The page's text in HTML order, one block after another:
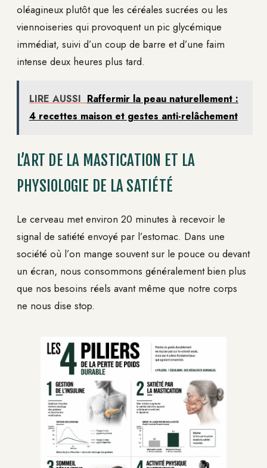
oléagineux plutôt que les céréales sucrées ou les
viennoiseries qui provoquent un pic glycémique
immédiat, suivi d’un coup de barre et d’une faim
intense deux heures plus tard.
LIRE AUSSI Raffermir la peau naturellement :
4 recettes maison et gestes anti-relâchement
L’ART DE LA MASTICATION ET LA
PHYSIOLOGIE DE LA SATIÉTÉ
Le cerveau met environ 20 minutes à recevoir le
signal de satiété envoyé par l’estomac. Dans une
société où l’on mange souvent sur le pouce ou devant
un écran, nous consommons généralement bien plus
que nos besoins réels avant même que notre corps
ne nous dise stop.